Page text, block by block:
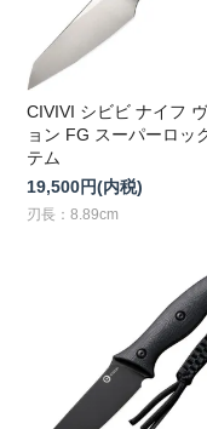
CIVIVI シビビ ナイフ
ョン FG スーパーロッ
テム
19,500円(内税)
刃長：8.89cm